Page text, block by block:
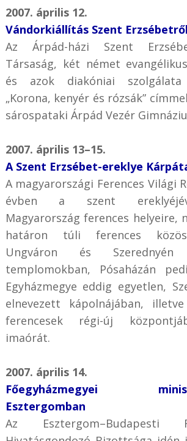
2007. április 12.
Vándorkiállítás Szent Erzsébetről
Az Árpád-házi Szent
Társaság, két német
és azok diakóniai szolgálata
„Korona, kenyér és rózsák”
sárospataki Árpád Vezér
2007. április 13–15.
A Szent Erzsébet-ereklye
A magyarországi Ferences Világi
évben a szent
Magyarország ferences helyeire,
határon túli ferences
Ungváron és
templomokban, Pósaházán
Egyházmegye eddig egyetlen,
elnevezett kápolnájában,
ferencesek régi-új
imaórát.
2007. április 14.
Főegyházmegyei
Esztergomban
Az Esztergom–Budapesti